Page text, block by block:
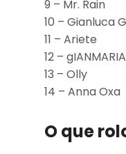
9 – Mr. Rain
10 – Gianluca
11 – Ariete
12 – gIANMARIA
13 – Olly
14 – Anna Oxa
O que